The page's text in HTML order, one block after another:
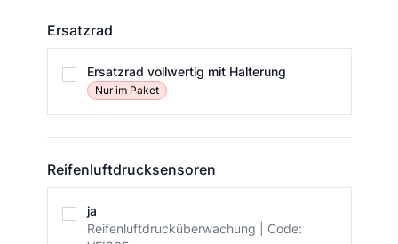
Ersatzrad
Ersatzrad vollwertig mit Halterung
Nur im Paket
Reifenluftdrucksensoren
ja
Reifenluftdrucküberwachung | Code: